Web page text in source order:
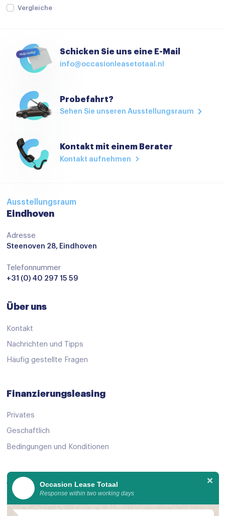
Cruise control
Cruisecontrol
Elektrische ramen achter
Hoofdsteunen achter
Keyless start
Lederen stuurwiel
Regensensor
Sportstoelen
Stuurbekrachtiging
Voorstoelen verwarmd
Achteruitrijcamera
Airbag bestuurder
Airbag passagier
Anti Blokkeer Systeem
Anti doorSlip Regeling
Vergleiche
Schicken Sie uns eine E-Mail
info@occasionleasetotaal.nl
Probefahrt?
Sehen Sie unseren Ausstellungsraum
Kontakt mit einem Berater
Kontakt aufnehmen
Ausstellungsraum
Eindhoven
Adresse
Steenoven 28, Eindhoven
Telefonnummer
+31 (0) 40 297 15 59
Über uns
Kontakt
Nachrichten und Tipps
Häufig gestellte Fragen
Finanzierungsleasing
Privates
Geschaftlich
Bedingungen und Konditionen
Angebot ansehen
Alle gebrauchtwagen
Occasion Lease Totaal
Response within two working days